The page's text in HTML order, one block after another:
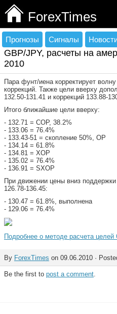
ForexTimes
Прогнозы Сигналы
GBP/JPY, расчеты на
2010
Пара фунт/иена корректирует
коррекций. Также цели вверху
132.50-131.41 и коррекций 133.88-
Итого ближайшие цели вверху:
- 132.71 = СОР, 38.2%
- 133.06 = 76.4%
- 133.43-51 = скопление 50%, ОР
- 134.14 = 61.8%
- 134.81 = ХОР
- 135.02 = 76.4%
- 136.91 = SXOP
При движении цены вниз
126.78-136.45:
- 130.47 = 61.8%, выполнена
- 129.06 = 76.4%
Подробнее о методе расчета целей
By ForexTimes on 09.06.2010 ·
Be the first to post a comment.